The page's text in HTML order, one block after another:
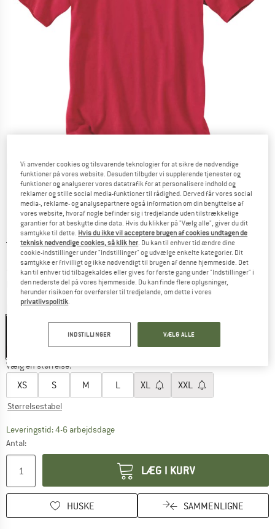
Detaljevisning
Original pris :
24,95€
Pris:
14,97€ inkl. moms.
KR111,91
plus ForsendelsesomkostningerOplysninger om
Farve:Industry Red
Vælg en størrelse:
XS S M L XL XXL
Størrelsestabel
Leveringstid: 4-6 arbejdsdageLinket åbnes i en infoboks og indeholder
Antal:
LÆG I KURV
HUSKE SAMMENLIGNE
Vi anvender cookies og tilsvarende teknologier for at sikre de nødvendige
funktioner på vores website. Desuden tilbyder vi supplerende tjenester og
funktioner og analyserer vores datatrafik for at personalisere indhold og
reklamer og stille social media-funktioner til rådighed. Derved får vores social
media-, reklame- og analysepartnere også information om din benyttelse af
vores website, hvoraf nogle befinder sig i tredjelande uden tilstrækkelige
garantier for at beskytte dine data. Hvis du klikker på "Vælg alle", giver du dit
samtykke til dette. Hvis du ikke vil acceptere brugen af cookies undtagen de
teknisk nødvendige cookies, så klik her. Du kan til enhver tid ændre dine
cookie-indstillinger under "Indstillinger" og udvælge enkelte kategorier. Dit
samtykke er frivilligt og ikke nødvendigt til brugen af denne hjemmeside. Det
kan til enhver tid tilbagekaldes eller gives for første gang under "Indstillinger" i
den nederste del på vores hjemmeside. Du kan finde flere oplysninger,
herunder risikoen for overførsler til tredjelande, om dette i vores
privatlivspolitik.
INDSTILLINGER VÆLG ALLE